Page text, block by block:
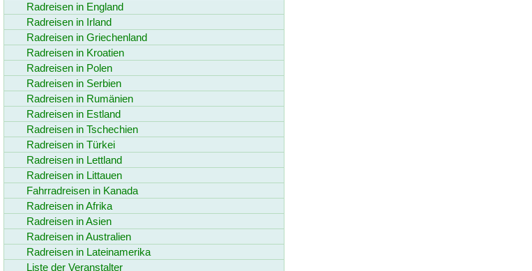
Radreisen in England
Radreisen in Irland
Radreisen in Griechenland
Radreisen in Kroatien
Radreisen in Polen
Radreisen in Serbien
Radreisen in Rumänien
Radreisen in Estland
Radreisen in Tschechien
Radreisen in Türkei
Radreisen in Lettland
Radreisen in Littauen
Fahrradreisen in Kanada
Radreisen in Afrika
Radreisen in Asien
Radreisen in Australien
Radreisen in Lateinamerika
Liste der Veranstalter